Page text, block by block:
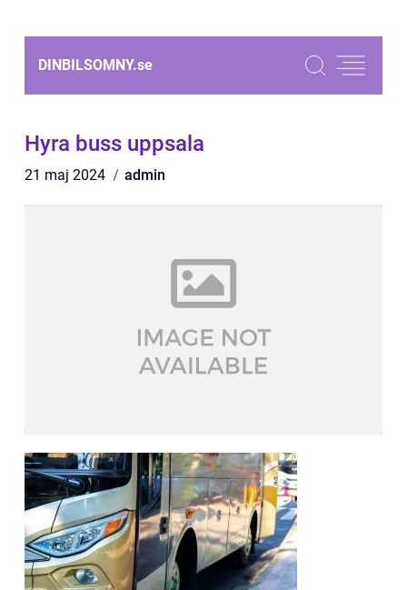
DINBILSOMNY.se
Hyra buss uppsala
21 maj 2024 admin